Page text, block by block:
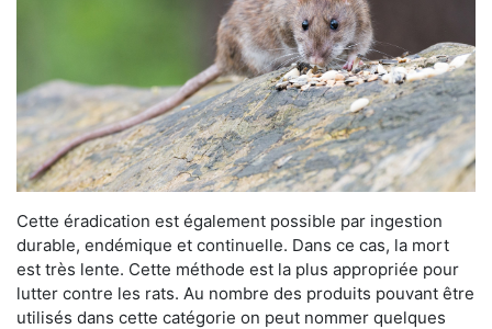
Cette éradication est également possible par ingestion
durable, endémique et continuelle. Dans ce cas, la mort
est très lente. Cette méthode est la plus appropriée pour
lutter contre les rats. Au nombre des produits pouvant être
utilisés dans cette catégorie on peut nommer quelques